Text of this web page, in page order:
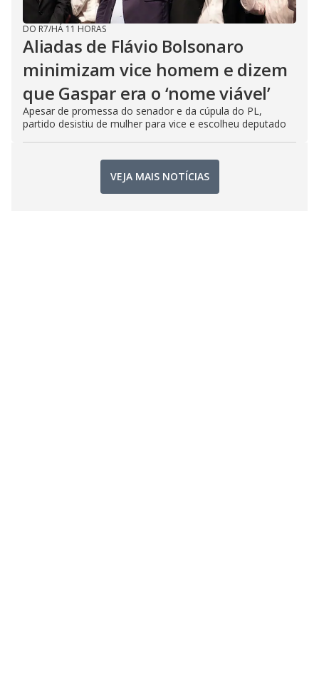
DO R7/HÁ 11 HORAS
Aliadas de Flávio Bolsonaro
minimizam vice homem e dizem
que Gaspar era o ‘nome viável’
Apesar de promessa do senador e da cúpula do PL,
partido desistiu de mulher para vice e escolheu deputado
VEJA MAIS NOTÍCIAS